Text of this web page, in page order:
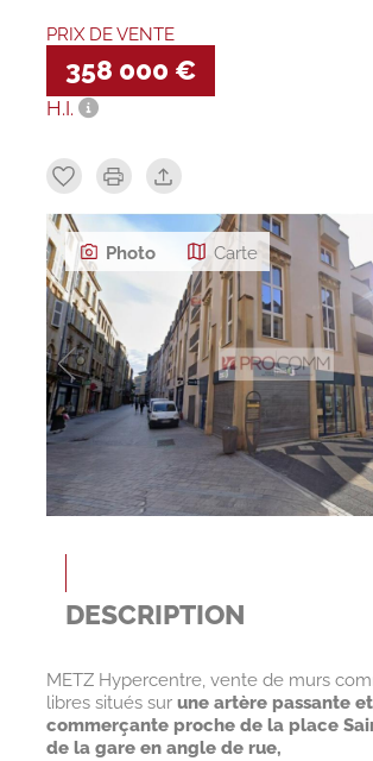
Photo Carte
DESCRIPTION
METZ Hypercentre, vente de murs
libres situés sur une artère passante et
commerçante proche de la place
de la gare en angle de rue,
PRIX DE VENTE
358 000 €
H.I.